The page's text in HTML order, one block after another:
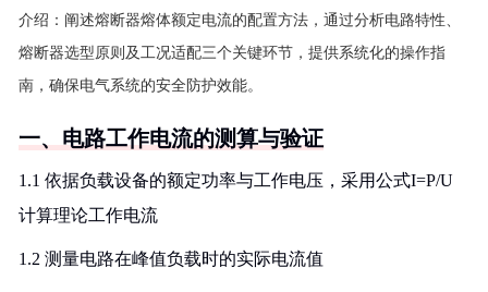
介绍： 阐述熔断器熔体额定电流的配置方法，通过分析电路特性、
熔断器选型原则及工况适配三个关键环节，提供系统化的操作指
南，确保电气系统的安全防护效能。
一、电路工作电流的测算与验证
1.1 依据负载设备的额定功率与工作电压，采用公式I=P/U
计算理论工作电流
1.2 测量电路在峰值负载时的实际电流值